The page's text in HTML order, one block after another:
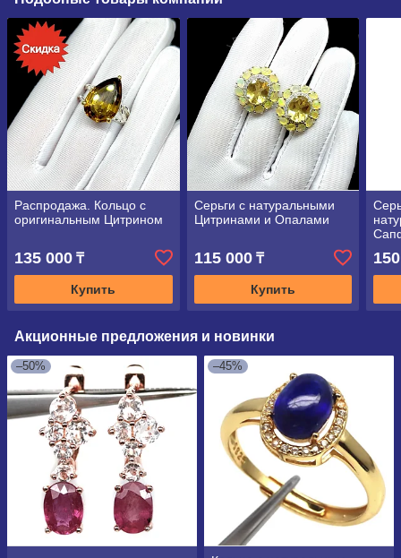
Распродажа. Кольцо с
оригинальным Цитрином
135 000 ₸
Купить
Серьги с натуральными
Цитринами и Опалами
115 000₸
Купить
Акционные предложения и новинки
–50% –45%